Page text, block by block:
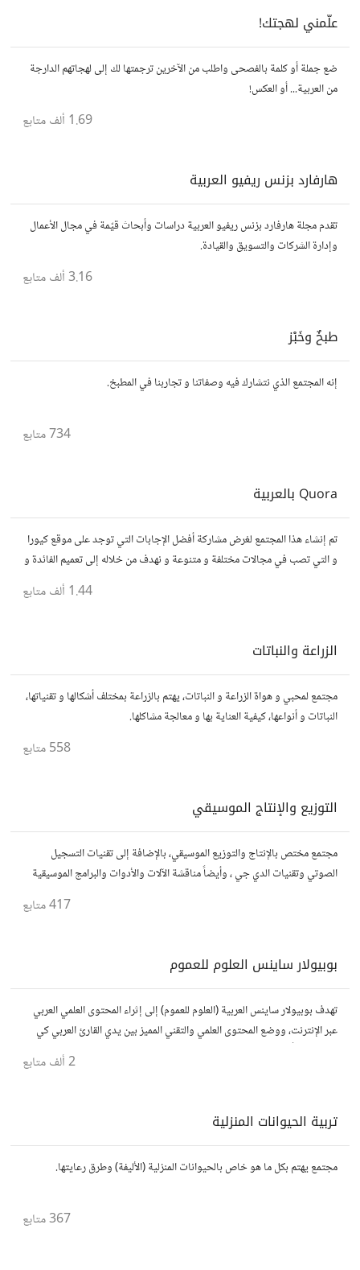
علّمني لهجتك!
ضع جملة أو كلمة بالفصحى واطلب من الآخرين ترجمتها لك إلى لهجاتهم الدارجة
من العربية... أو العكس!
1.69 ألف متابع
هارفارد بزنس ريفيو العربية
تقدم مجلة هارفارد بزنس ريفيو العربية دراسات وأبحاث قيّمة في مجال الأعمال
وإدارة الشركات والتسويق والقيادة.
3.16 ألف متابع
طبخٌ وخَبْز
إنه المجتمع الذي نتشارك فيه وصفاتنا و تجاربنا في المطبخ.
734متابع
Quora بالعربية
تم إنشاء هذا المجتمع لغرض مشاركة أفضل الإجابات التي توجد على موقع كيورا
و التي تصب في مجالات مختلفة و متنوعة و نهدف من خلاله إلى تعميم الفائدة و
1.44 ألف متابع
الزراعة والنباتات
مجتمع لمحبي و هواة الزراعة و النباتات، يهتم بالزراعة بمختلف أشكالها و تقنياتها،
النباتات و أنواعها، كيفية العناية بها و معالجة مشاكلها.
558متابع
التوزيع والإنتاج الموسيقي
مجتمع مختص بالإنتاج والتوزيع الموسيقي، بالإضافة إلى تقنيات التسجيل
الصوتي وتقنيات الدي جي ، وأيضاً مناقشة الآلات والأدوات والبرامج الموسيقية
417متابع
بوبيولار ساينس العلوم للعموم
تهدف بوبيولار ساينس العربية (العلوم للعموم) إلى إثراء المحتوى العلمي العربي
عبر الإنترنت، ووضع المحتوى العلمي والتقني المميز بين يدي القارئ العربي كي
2 ألف متابع
تربية الحيوانات المنزلية
مجتمع يهتم بكل ما هو خاص بالحيوانات المنزلية (الأليفة) وطرق رعايتها.
367متابع